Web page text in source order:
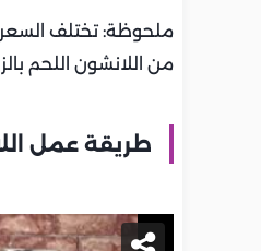
من اللانشون اللحم بالزيتون
طريقة عمل